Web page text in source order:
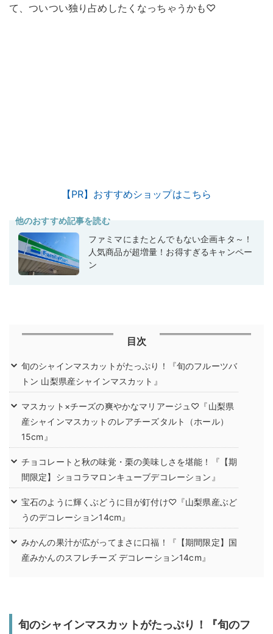
て、ついつい独り占めしたくなっちゃうかも♡
【PR】おすすめショップはこちら
他のおすすめ記事を読む
ファミマにまたとんでもない企画キタ～！
人気商品が超増量！お得すぎるキャンペー
ン
目次
旬のシャインマスカットがたっぷり！『旬のフルーツバ
トン 山梨県産シャインマスカット』
マスカット×チーズの爽やかなマリアージュ♡『山梨県
産シャインマスカットのレアチーズタルト（ホール）
15cm』
チョコレートと秋の味覚・栗の美味しさを堪能！『【期
間限定】ショコラマロンキューブデコレーション』
宝石のように輝くぶどうに目が釘付け♡『山梨県産ぶど
うのデコレーション14cm』
みかんの果汁が広がってまさに口福！『【期間限定】国
産みかんのスフレチーズ デコレーション14cm』
旬のシャインマスカットがたっぷり！『旬のフ